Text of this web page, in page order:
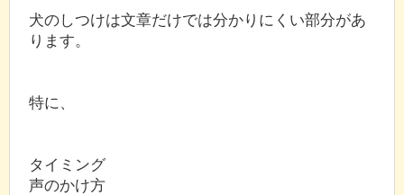
犬のしつけは文章だけでは分かりにくい部分があ
ります。
特に、
タイミング
声のかけ方